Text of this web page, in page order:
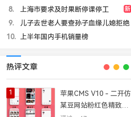
8
新
上海市要求及时果断停课停工
9
儿子去世老人要查孙子血缘儿媳拒绝
10
上半年国内手机销量榜
热评文章
1
苹果CMS V10 - 二开仿
某豆网站粉红色精致模